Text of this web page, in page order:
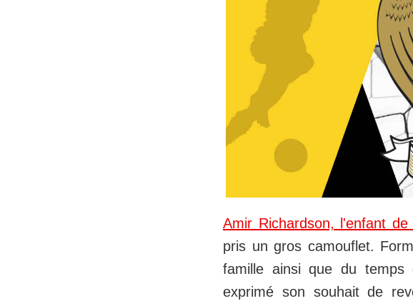
Amir Richardson, l'enfant
pris un gros camouflet.
famille ainsi que du
exprimé son souhait de